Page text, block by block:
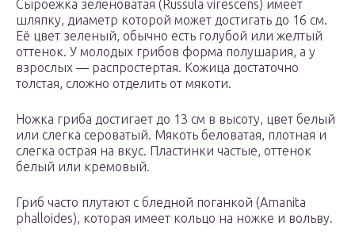
Сыроежка зеленоватая (Russula virescens) имеет
шляпку, диаметр которой может достигать до 16 см.
Её цвет зеленый, обычно есть голубой или желтый
оттенок. У молодых грибов форма полушария, а у
взрослых — распростертая. Кожица достаточно
толстая, сложно отделить от мякоти.
Ножка гриба достигает до 13 см в высоту, цвет белый
или слегка сероватый. Мякоть беловатая, плотная и
слегка острая на вкус. Пластинки частые, оттенок
белый или кремовый.
Гриб часто плутают с бледной поганкой (Amanita
phalloides), которая имеет кольцо на ножке и вольву.